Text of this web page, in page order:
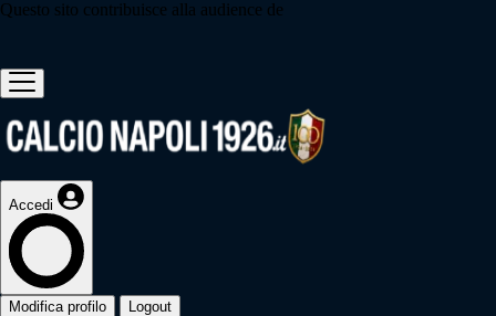
Questo sito contribuisce alla audience de
Accedi
Modifica profilo Logout